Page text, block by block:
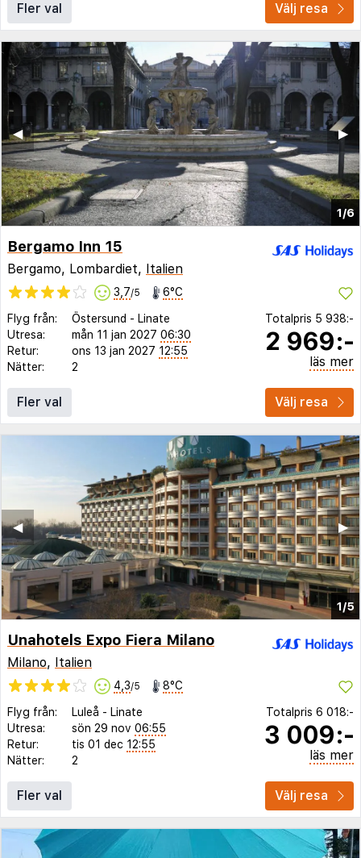
Fler val Välj resa
1/6
▶︎
◀︎
Bergamo Inn 15
Bergamo, Lombardiet, Italien
3,7/5 6°C
Flyg från: Östersund - Linate
Utresa:
mån 11 jan 2027 06:30
Retur:
ons 13 jan 2027 12:55
Nätter:
2
Totalpris 5 938:-
2 969:-
läs mer
Fler val Välj resa
1/5
▶︎
◀︎
Unahotels Expo Fiera Milano
Milano, Italien
4,3/5 8°C
Flyg från: Luleå - Linate
Utresa:
sön 29 nov 06:55
Retur:
tis 01 dec 12:55
Nätter:
2
Totalpris 6 018:-
3 009:-
läs mer
Fler val Välj resa